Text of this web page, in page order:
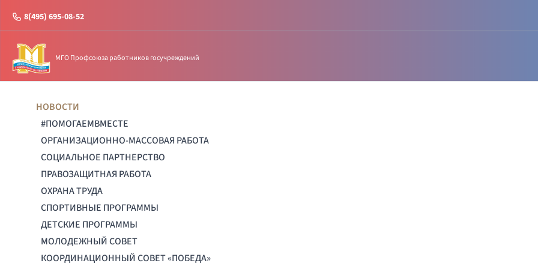
8(495) 695-08-52
МГО Профсоюза работников госучреждений
НОВОСТИ
#ПОМОГАЕМВМЕСТЕ
ОРГАНИЗАЦИОННО-МАССОВАЯ РАБОТА
СОЦИАЛЬНОЕ ПАРТНЕРСТВО
ПРАВОЗАЩИТНАЯ РАБОТА
ОХРАНА ТРУДА
СПОРТИВНЫЕ ПРОГРАММЫ
ДЕТСКИЕ ПРОГРАММЫ
МОЛОДЕЖНЫЙ СОВЕТ
КООРДИНАЦИОННЫЙ СОВЕТ «ПОБЕДА»